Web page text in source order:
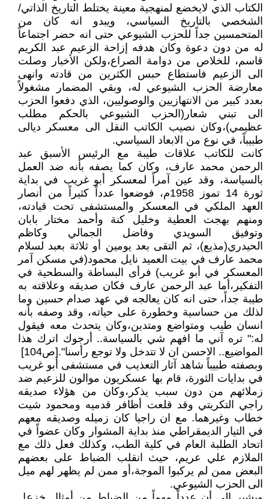
الكتاب الذي لايخضع لمنهجية معينة يختلط التاريخ الذاتي/
الشخصي بالتاريخ السياسي، ويبدو انه كان من
المتحمسين جداً للحزب الشيوعي حتى انه حضر اجتماعاً
له من دون دعوة وكان هدفه إزاحة الزعيم عبد الكريم
قاسم، للخلاص من دوامة الصراع،ولكن الأخبار وصلت
الى الزعيم فاستطاع حبس الكثرين من قادته وانهى
معارضة الحزب الشيوعي له، وبقي المضمار مشغولاً
بعدد كبير من الانتهازيين والوصوليين، الذي دفعوا الحزب
الى تبني شعار(الحزب الشيوعي بالحكم مطلب
عظيمي)،وكان نصيب الكاتب النقل الى معسكر ديالى
طبيباً، في نوع من الابعاد السياسي.
كانت للكاتب علاقات طيبة مع الرئيس الأسبق عبد
الرحمن محمد عارف، وكان كما يصفه بأنه ضد العمل
بالسياسة، وقد عين آمراً لمعسكر أبو غريب في بداية
ثورة 14 تموز 1958م، فوضعوا عدداً كثيراً من أنصار
العهد الملكي في المعسكر والمستشفى تحت قيادته،
ومنهم بهجت العطية وخليل كنة وأحمد مختار بابان
وتوفيق السويدي وفاضل الجمالي وكاظم
الحيدري(مذيع)، ثم التقى بعد يومين أو ثلاثة بعبد لسلام
محمد عارف في بيت العميد نايل محمود(في مسكن آمر
المعسكر في أبو غريب) فرأى البساطة والسطحية في
التفكير،أما عبد الرحمن عارف فكان صديقه وعلاقته به
طيبة جداً، حتى انه كان يعالجه في عهد صدام حسين وما
لذلك من حساسية وخطورة على حياته، وقد وصفه بأنه
انسان طيب ومتواضع ومتدين،وكان يتحدث معه فيقول
له:" تره آني ما افهم شي بالسياسة.. أرجوك اترك هذا
المواضيع.. الاحسن ان لا تتدخل ولا توجع رأسنا".[ص104]
وبصفته طبيباً شاهد آثار التعذيب في مستشفى أبو غريب
في بدايات الثورة، قام بها عسكريون موالون للزعيم ضد
زملائهم من دون سبب يذكر،وكان من هؤلاء صديقه
راجي التكريتي وقد قلعت أظافر قدميه ومحمود شيت
خطاب وغيرهما. مع ان راجيا كان زميله وصديقه معهم
في التيار الديمقراطي منذ بداية المشوار وكان عضواً في
اتحاد الطلبة العام في كلية الطب، وكذلك فعل ذلك مع
الملازم علي عريم، حيث انقلب الضباط على بعضهم
البعض ممن لم يركبوا الموجة،أو ممن لم يظهر لهم ميل
الى الحزب الشيوعي.